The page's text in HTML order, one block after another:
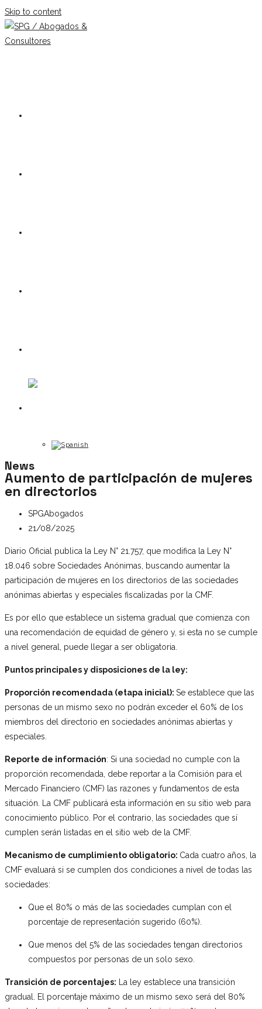
Skip to content
News
Aumento de participación de mujeres
en directorios
SPGAbogados
21/08/2025
Diario Oficial publica la Ley N° 21.757, que modifica la Ley N°
18.046 sobre Sociedades Anónimas, buscando aumentar la
participación de mujeres en los directorios de las sociedades
anónimas abiertas y especiales fiscalizadas por la CMF.
Es por ello que establece un sistema gradual que comienza con
una recomendación de equidad de género y, si esta no se cumple
a nivel general, puede llegar a ser obligatoria.
Puntos principales y disposiciones de la ley:
Proporción recomendada (etapa inicial): Se establece que las
personas de un mismo sexo no podrán exceder el 60% de los
miembros del directorio en sociedades anónimas abiertas y
especiales.
Reporte de información: Si una sociedad no cumple con la
proporción recomendada, debe reportar a la Comisión para el
Mercado Financiero (CMF) las razones y fundamentos de esta
situación. La CMF publicará esta información en su sitio web para
conocimiento público. Por el contrario, las sociedades que sí
cumplen serán listadas en el sitio web de la CMF.
Mecanismo de cumplimiento obligatorio: Cada cuatro años, la
CMF evaluará si se cumplen dos condiciones a nivel de todas las
sociedades:
Que el 80% o más de las sociedades cumplan con el
porcentaje de representación sugerido (60%).
Que menos del 5% de las sociedades tengan directorios
compuestos por personas de un solo sexo.
Transición de porcentajes: La ley establece una transición
gradual. El porcentaje máximo de un mismo sexo será del 80%